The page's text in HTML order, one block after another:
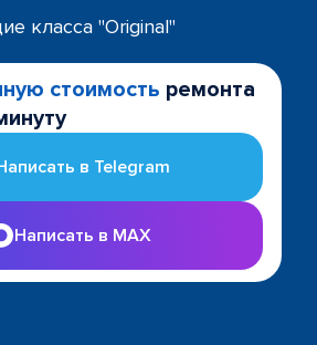
класса "Original"
стоимость ремонта
в Telegram
Написать в MAX